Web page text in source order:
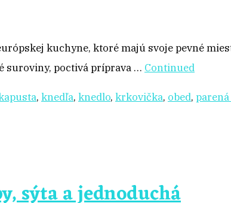
kuchyne, ktoré majú svoje pevné
suroviny, poctivá príprava … Continued
, knedľa, knedlo, krkovička, obed,
sýta a jednoduchá